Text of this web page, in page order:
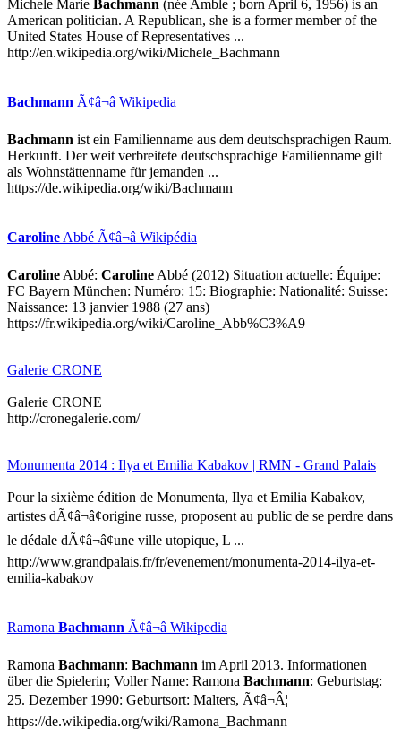
Michele Marie Bachmann (née Amble ; born April 6, 1956) is an
American politician. A Republican, she is a former member of the
United States House of Representatives ...
http://en.wikipedia.org/wiki/Michele_Bachmann
Bachmann Ã¢â¬â Wikipedia
Bachmann ist ein Familienname aus dem deutschsprachigen Raum.
Herkunft. Der weit verbreitete deutschsprachige Familienname gilt
als Wohnstättenname für jemanden ...
https://de.wikipedia.org/wiki/Bachmann
CarolineAbbé Ã¢â¬â Wikipédia
CarolineAbbé: CarolineAbbé (2012) Situation actuelle: Équipe:
FC Bayern München: Numéro: 15: Biographie: Nationalité: Suisse:
Naissance: 13 janvier 1988 (27 ans)
https://fr.wikipedia.org/wiki/Caroline_Abb%C3%A9
Galerie CRONE
Galerie CRONE
http://cronegalerie.com/
Monumenta 2014 : Ilya et Emilia Kabakov | RMN - Grand Palais
Pour la sixième édition de Monumenta, Ilya et Emilia Kabakov,
artistes dÃ¢â¬â¢origine russe, proposent au public de se perdre dans
le dédale dÃ¢â¬â¢une ville utopique, L ...
http://www.grandpalais.fr/fr/evenement/monumenta-2014-ilya-et-
emilia-kabakov
Ramona Bachmann Ã¢â¬â Wikipedia
Ramona Bachmann: Bachmann im April 2013. Informationen
über die Spielerin; Voller Name: Ramona Bachmann: Geburtstag:
25. Dezember 1990: Geburtsort: Malters, Ã¢â¬Â¦
https://de.wikipedia.org/wiki/Ramona_Bachmann